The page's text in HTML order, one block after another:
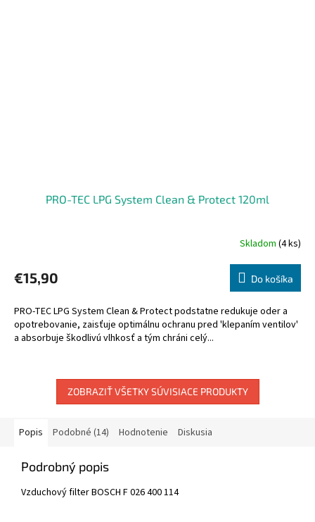
PRO-TEC LPG System Clean & Protect 120ml
Skladom (4 ks)
€15,90 Do košíka
PRO-TEC LPG System Clean & Protect podstatne redukuje oder a
opotrebovanie, zaisťuje optimálnu ochranu pred 'klepaním ventilov'
a absorbuje škodlivú vlhkosť a tým chráni celý...
ZOBRAZIŤ VŠETKY SÚVISIACE PRODUKTY
Popis Podobné (14) Hodnotenie Diskusia
Podrobný popis
Vzduchový filter BOSCH F 026 400 114